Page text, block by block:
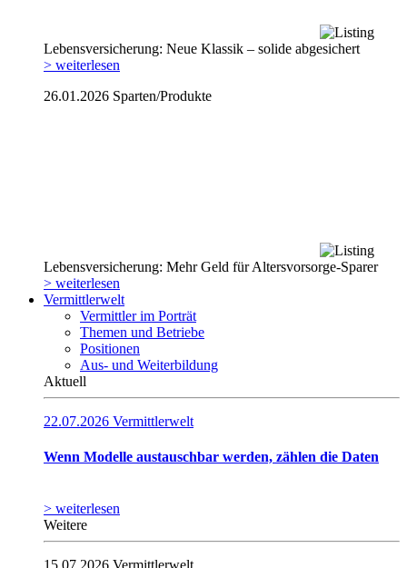
Lebensversicherung: Neue Klassik – solide abgesichert
> weiterlesen
26.01.2026 Sparten/Produkte
Lebensversicherung: Mehr Geld für Altersvorsorge-Sparer
> weiterlesen
Vermittlerwelt
Vermittler im Porträt
Themen und Betriebe
Positionen
Aus- und Weiterbildung
Aktuell
22.07.2026 Vermittlerwelt
Wenn Modelle austauschbar werden, zählen die Daten
> weiterlesen
Weitere